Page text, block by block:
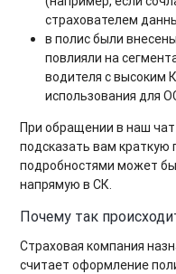
страхователем
в полис были
повлияли на
водителя с высоким
использования для
При обращении в наш
подсказать вам краткую
подробностями может
напрямую в СК.
Почему так
Страховая компания
считает оформление